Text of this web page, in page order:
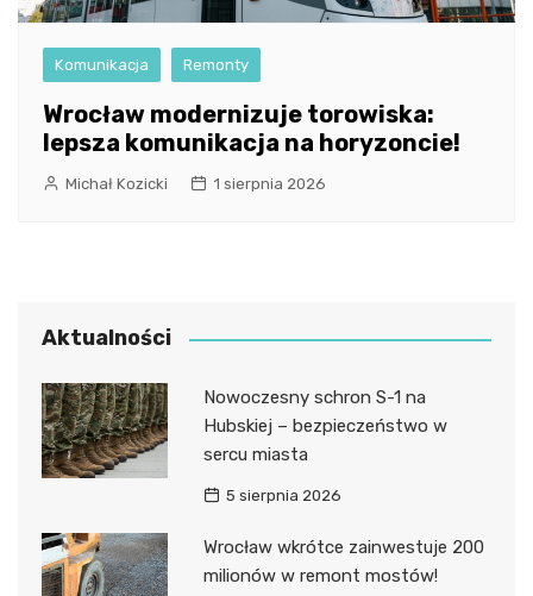
Komunikacja Remonty
Wrocław modernizuje torowiska:
lepsza komunikacja na horyzoncie!
Michał Kozicki 1 sierpnia 2026
Aktualności
Nowoczesny schron S-1 na
Hubskiej – bezpieczeństwo w
sercu miasta
5 sierpnia 2026
Wrocław wkrótce zainwestuje 200
milionów w remont mostów!